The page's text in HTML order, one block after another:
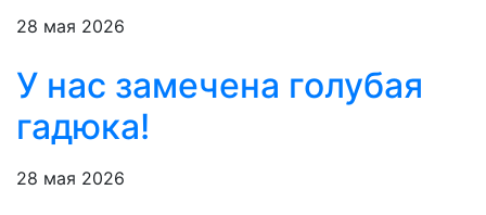
28 мая 2026
У нас замечена голубая
гадюка!
28 мая 2026